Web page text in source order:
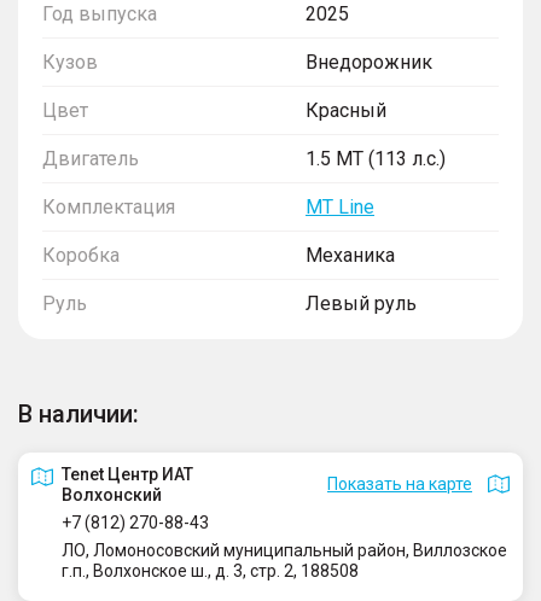
Год выпуска 2025
Кузов Внедорожник
Цвет Красный
Двигатель 1.5 MT (113 л.с.)
Комплектация MT Line
Коробка Механика
Руль Левый руль
В наличии:
Tenet Центр ИАТ
Волхонский
Показать на карте
+7 (812) 270-88-43
ЛО, Ломоносовский муниципальный район, Виллозское
г.п., Волхонское ш., д. 3, стр. 2, 188508